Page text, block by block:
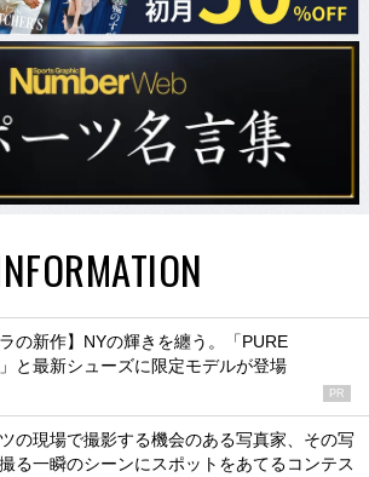
ラの新作】NYの輝きを纏う。「PURE
と最新シューズに限定モデルが登場
PR
の現場で撮影する機会のある写真家、その写
る一瞬のシーンにスポットをあてるコンテス